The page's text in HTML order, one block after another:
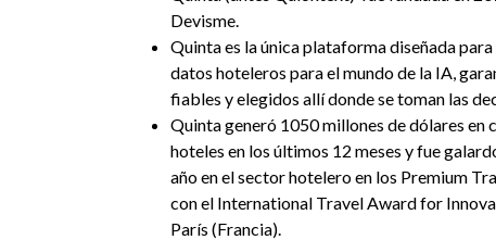
Devisme.
Quinta es la única plataforma diseñada
datos hoteleros para el mundo de la IA,
fiables y elegidos allí donde se toman las
Quinta generó 1050 millones de dólares en
hoteles en los últimos 12 meses y fue
año en el sector hotelero en los Premium
con el International Travel Award for
París (Francia).